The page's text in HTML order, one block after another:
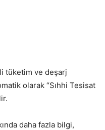
tüketim ve deşarj
olarak “Sıhhi Tesisat
daha fazla bilgi,